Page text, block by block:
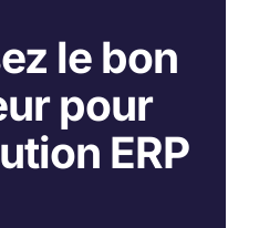
le bon
pour
ERP